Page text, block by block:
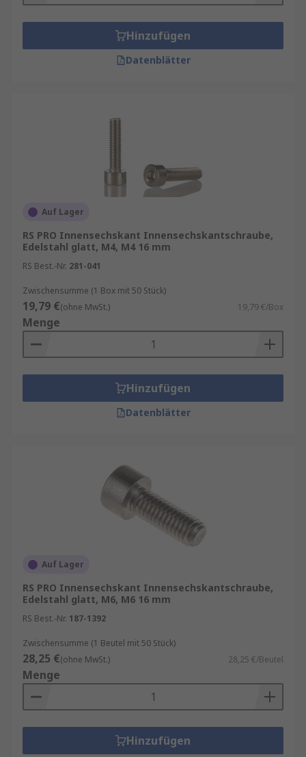
Hinzufügen
Datenblätter
Auf Lager
RS PRO Innensechskant Innensechskantschraube,
Edelstahl glatt, M4, M4 16 mm
RS Best.-Nr. 281-041
Zwischensumme (1 Box mit 50 Stück)
19,79 €(ohne MwSt.) 19,79 €/Box
Menge
Hinzufügen
Datenblätter
Auf Lager
RS PRO Innensechskant Innensechskantschraube,
Edelstahl glatt, M6, M6 16 mm
RS Best.-Nr. 187-1392
Zwischensumme (1 Beutel mit 50 Stück)
28,25 €(ohne MwSt.) 28,25 €/Beutel
Menge
Hinzufügen